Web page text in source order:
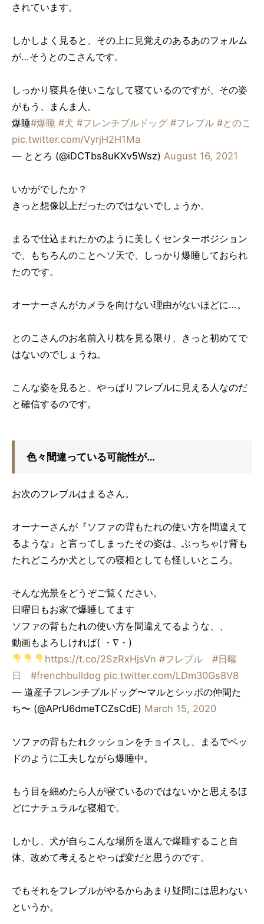
されています。
しかしよく見ると、その上に見覚えのあるあのフォルム
が…そうとのこさんです。
しっかり寝具を使いこなして寝ているのですが、その姿
がもう、まんま人。
爆睡#爆睡 #犬 #フレンチブルドッグ #フレブル #とのこ
pic.twitter.com/VyrjH2H1Ma
— ととろ (@iDCTbs8uKXv5Wsz) August 16, 2021
いかがでしたか？
きっと想像以上だったのではないでしょうか。
まるで仕込まれたかのように美しくセンターポジション
で、もちろんのことヘソ天で、しっかり爆睡しておられ
たのです。
オーナーさんがカメラを向けない理由がないほどに…。
とのこさんのお名前入り枕を見る限り、きっと初めてで
はないのでしょうね。
こんな姿を見ると、やっぱりフレブルに見える人なのだ
と確信するのです。
色々間違っている可能性が…
お次のフレブルはまるさん。
オーナーさんが『ソファの背もたれの使い方を間違えて
るような』と言ってしまったその姿は、ぶっちゃけ背も
たれどころか犬としての寝相としても怪しいところ。
そんな光景をどうぞご覧ください。
日曜日もお家で爆睡してます
ソファの背もたれの使い方を間違えてるような、、
動画もよろしければ( ・∇・)
https://t.co/2SzRxHjsVn #フレブル
#日曜
日
#frenchbulldog pic.twitter.com/LDm30Gs8V8
— 道産子フレンチブルドッグ〜マルとシッポの仲間た
ち〜 (@APrU6dmeTCZsCdE) March 15, 2020
ソファの背もたれクッションをチョイスし、まるでベッ
ドのように工夫しながら爆睡中。
もう目を細めたら人が寝ているのではないかと思えるほ
どにナチュラルな寝相で。
しかし、犬が自らこんな場所を選んで爆睡すること自
体、改めて考えるとやっぱ変だと思うのです。
でもそれをフレブルがやるからあまり疑問には思わない
というか。